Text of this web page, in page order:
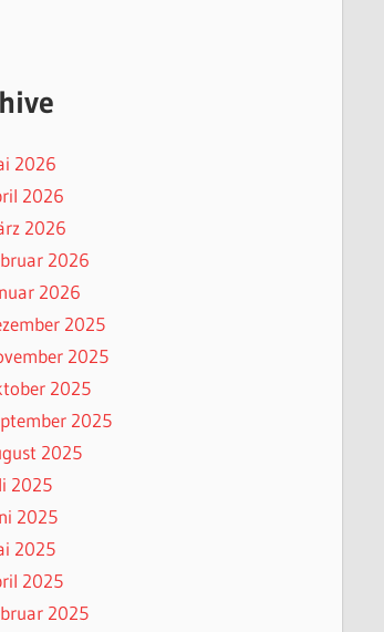
2026
2026
2026
2026
2026
2025
2025
2025
2025
2025
2025
2025
2025
2025
2025